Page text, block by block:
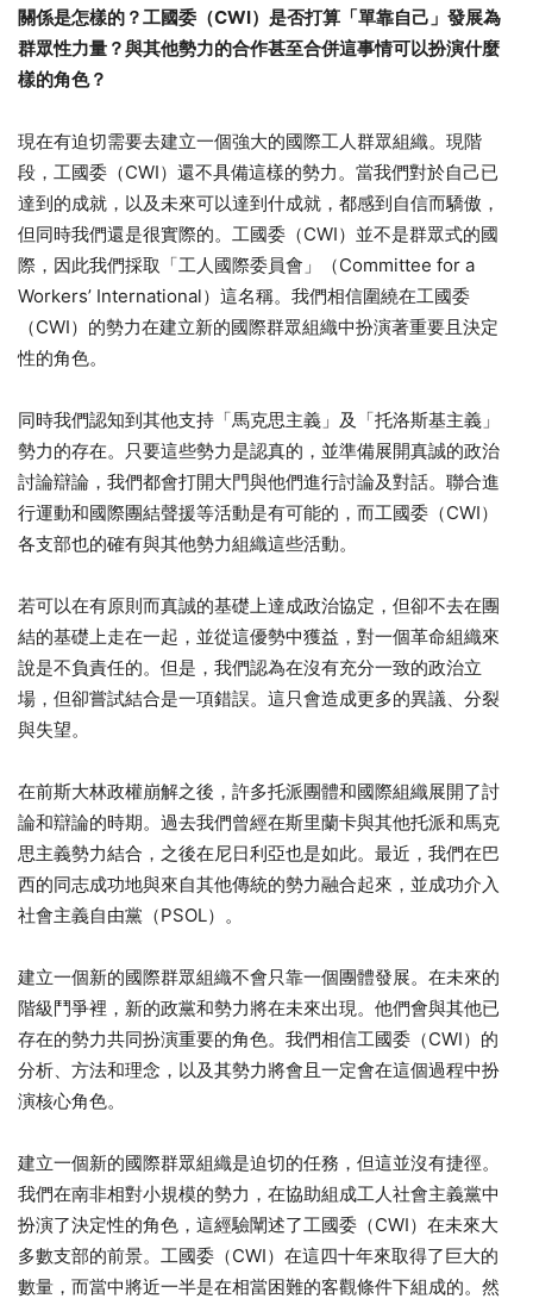
關係是怎樣的？工國委（CWI）是否打算「單靠自己」發展為
群眾性力量？與其他勢力的合作甚至合併這事情可以扮演什麼
樣的角色？
現在有迫切需要去建立一個強大的國際工人群眾組織。現階
段，工國委（CWI）還不具備這樣的勢力。當我們對於自己已
達到的成就，以及未來可以達到什成就，都感到自信而驕傲，
但同時我們還是很實際的。工國委（CWI）並不是群眾式的國
際，因此我們採取「工人國際委員會」（Committee for a
Workers’ International）這名稱。我們相信圍繞在工國委
（CWI）的勢力在建立新的國際群眾組織中扮演著重要且決定
性的角色。
同時我們認知到其他支持「馬克思主義」及「托洛斯基主義」
勢力的存在。只要這些勢力是認真的，並準備展開真誠的政治
討論辯論，我們都會打開大門與他們進行討論及對話。聯合進
行運動和國際團結聲援等活動是有可能的，而工國委（CWI）
各支部也的確有與其他勢力組織這些活動。
若可以在有原則而真誠的基礎上達成政治協定，但卻不去在團
結的基礎上走在一起，並從這優勢中獲益，對一個革命組織來
說是不負責任的。但是，我們認為在沒有充分一致的政治立
場，但卻嘗試結合是一項錯誤。這只會造成更多的異議、分裂
與失望。
在前斯大林政權崩解之後，許多托派團體和國際組織展開了討
論和辯論的時期。過去我們曾經在斯里蘭卡與其他托派和馬克
思主義勢力結合，之後在尼日利亞也是如此。最近，我們在巴
西的同志成功地與來自其他傳統的勢力融合起來，並成功介入
社會主義自由黨（PSOL）。
建立一個新的國際群眾組織不會只靠一個團體發展。在未來的
階級鬥爭裡，新的政黨和勢力將在未來出現。他們會與其他已
存在的勢力共同扮演重要的角色。我們相信工國委（CWI）的
分析、方法和理念，以及其勢力將會且一定會在這個過程中扮
演核心角色。
建立一個新的國際群眾組織是迫切的任務，但這並沒有捷徑。
我們在南非相對小規模的勢力，在協助組成工人社會主義黨中
扮演了決定性的角色，這經驗闡述了工國委（CWI）在未來大
多數支部的前景。工國委（CWI）在這四十年來取得了巨大的
數量，而當中將近一半是在相當困難的客觀條件下組成的。然